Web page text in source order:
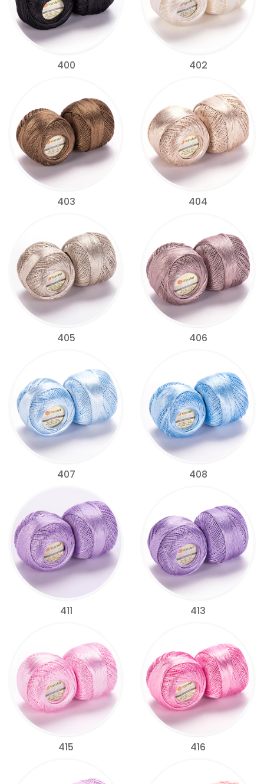
400 402
403 404
405 406
407 408
411 413
415 416